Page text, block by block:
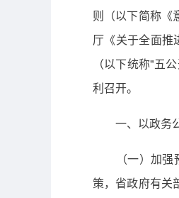
则（以下简称《
厅《关于全面推
（以下统称"五
利召开。
一、以政务
（一）加强预
策，省政府有关